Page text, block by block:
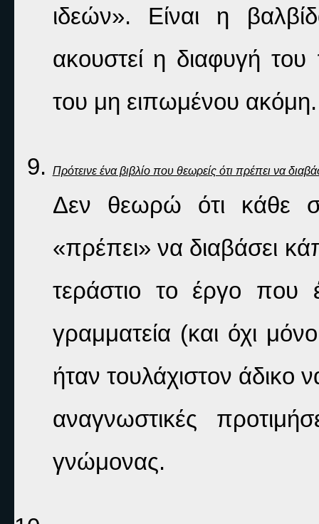
ιδεών». Είναι η
ακουστεί η διαφυγή
του μη ειπωμένου ακόμη.
Πρότεινε ένα βιβλίο που θεωρείς ότι πρέπει να
Δεν θεωρώ ότι κάθε
«πρέπει» να διαβάσει
τεράστιο το έργο που
γραμματεία (και όχι
ήταν τουλάχιστον
αναγνωστικές
γνώμονας.